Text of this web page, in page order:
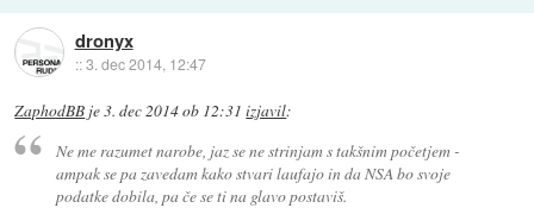
dronyx
::3. dec 2014, 12:47
ZaphodBB je3. dec 2014 ob 12:31 izjavil:
Ne me razumet narobe, jaz se ne strinjam s takšnim početjem -
ampak se pa zavedam kako stvari laufajo in da NSA bo svoje
podatke dobila, pa če se ti na glavo postaviš.